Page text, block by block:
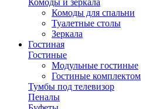
Комоды и зеркала
Комоды для спальни
Туалетные столы
Зеркала
Гостиная
Гостиные
Модульные гостиные
Гостиные комплектом
Тумбы под телевизор
Пеналы